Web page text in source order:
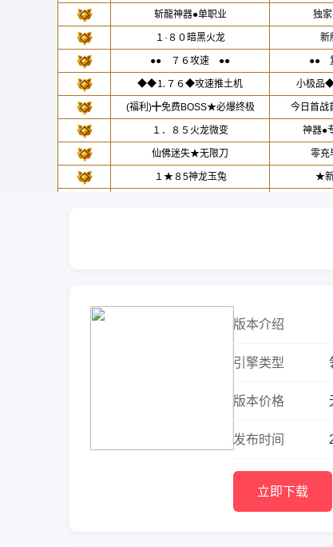
版本介绍
引擎类型
版本价格
发布时间
立即下载